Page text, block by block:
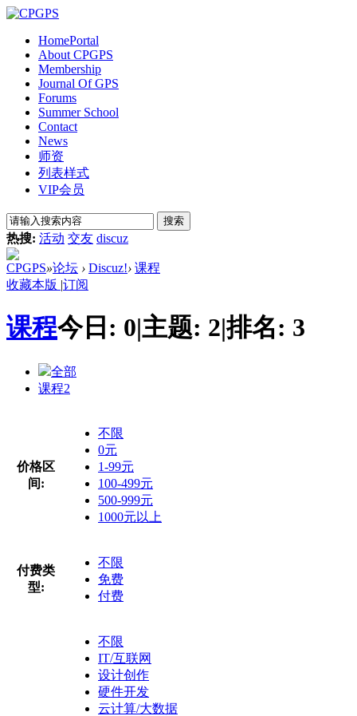
HomePortal
About CPGPS
Membership
Journal Of GPS
Forums
Summer School
Contact
News
师资
列表样式
VIP会员
搜索
热搜: 活动 交友 discuz
CPGPS»论坛 › Discuz!› 课程
收藏本版 |订阅
课程今日: 0|主题: 2|排名: 3
全部
课程2
价格区
间:
不限
0元
1-99元
100-499元
500-999元
1000元以上
付费类
型:
不限
免费
付费
不限
IT/互联网
设计创作
硬件开发
云计算/大数据